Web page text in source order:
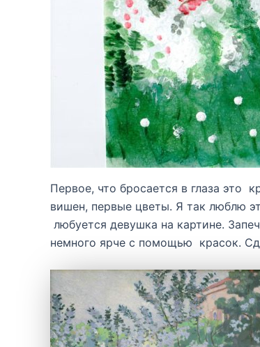
Первое, что бросается в глаза это
вишен, первые цветы. Я так люблю
любуется девушка на картине.
немного ярче с помощью красок.